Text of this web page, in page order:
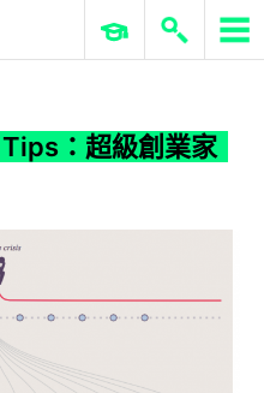
ERP 與商業 AI
：超級創業家